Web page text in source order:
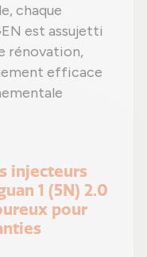
chaque
est assujetti
rénovation,
efficace
injecteurs
1 (5N) 2.0
pour